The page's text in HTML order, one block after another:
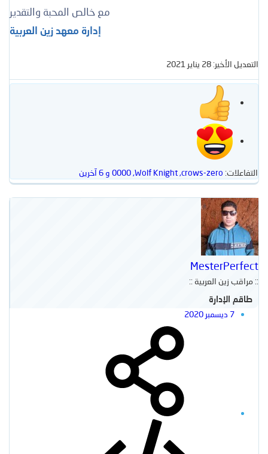
مع خالص المحبة والتقدير
إدارة معهد زين العربية
التعديل الأخير: 28 يناير 2021
التفاعلات: crows-zero
,
Wolf Knight
,
0000 و 6 آخرين
MesterPerfect
:: مراقب زين العربية ::
طاقم الإدارة
7 ديسمبر 2020